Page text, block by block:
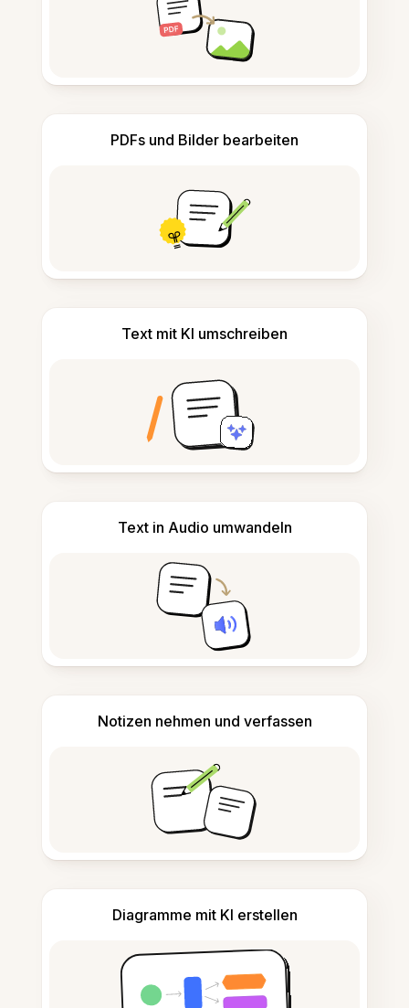
PDFs und Bilder bearbeiten
Text mit KI umschreiben
Text in Audio umwandeln
Notizen nehmen und verfassen
Diagramme mit KI erstellen